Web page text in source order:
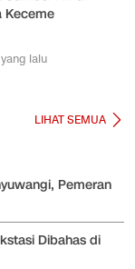
Keceme
yang lalu
LIHAT SEMUA
Pemeran
Dibahas di